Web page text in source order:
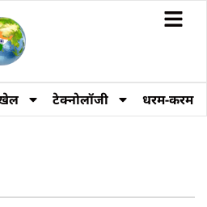
टेक्नोलॉजी धरम-करम